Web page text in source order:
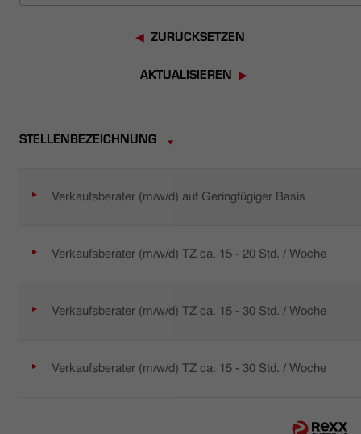
ZURÜCKSETZEN
AKTUALISIEREN
STELLENBEZEICHNUNG
Verkaufsberater (m/w/d) auf Geringfügiger Basis
Verkaufsberater (m/w/d) TZ ca. 15 - 20 Std. / Woche
Verkaufsberater (m/w/d) TZ ca. 15 - 30 Std. / Woche
Verkaufsberater (m/w/d) TZ ca. 15 - 30 Std. / Woche